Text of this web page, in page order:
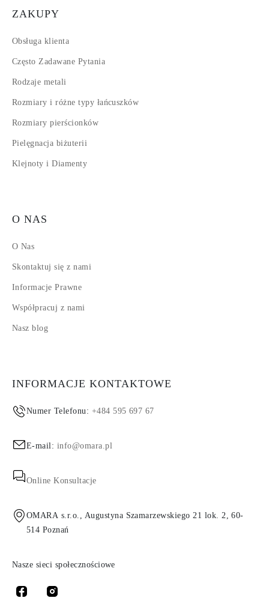
ZAKUPY
Obsługa klienta
Często Zadawane Pytania
Rodzaje metali
Rozmiary i różne typy łańcuszków
Rozmiary pierścionków
Pielęgnacja biżuterii
Klejnoty i Diamenty
O NAS
O Nas
Skontaktuj się z nami
Informacje Prawne
Współpracuj z nami
Nasz blog
INFORMACJE KONTAKTOWE
Numer Telefonu: +484 595 697 67
E-mail: info@omara.pl
Online Konsultacje
OMARA s.r.o., Augustyna Szamarzewskiego 21 lok. 2, 60-
514 Poznań
Nasze sieci społecznościowe